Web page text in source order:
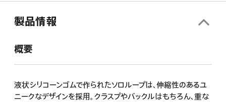
製品情報
概要
液状シリコーンゴムで作られたソロループは、伸縮性のあるユ
ニークなデザインを採用。クラスプやバックルはもちろん、重な